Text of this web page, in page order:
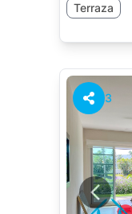
Terraza
3